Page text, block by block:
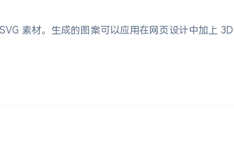
素材。生成的图案可以应用在网页设计中加上 3D